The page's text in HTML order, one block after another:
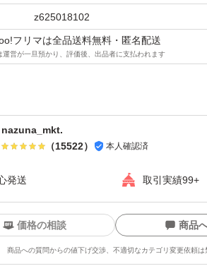
文いただいてから袋詰いたしますので
たします^ - ^
てしまう可能性がございます。ご理解・
スナッツ
z625018102
フリマは全品送料無料・匿名配送
運営が一旦預かり、評価後、出品者に支払われます
nazuna_mkt.
（15522） 本人確認済
発送 取引実績99+
価格の相談 商品
商品への質問からの値下げ交渉、不適切なカテゴリ変更依頼は